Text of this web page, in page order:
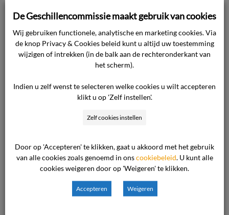
de voordeur toen de meubels werden
afgeleverd. De ondernemer weerspreekt dit
niet, maar beroept zich op een daarmee te
verrekenen tegenvordering. Hieruit volgen met
eerste verplicht de aan de ondernemer
toerekenbare onrechtmatige beschadiging de
ondernemer de schade die de consument
ondernemer zijn verzekeraar heeft verzocht
deze schadebehandeling over te nemen, doet
aan die op de ondernemer rustende verplichting
niet af. Ter zitting blijkt dat door of namens de
ondernemer (nog) geen enkele schadepenning
De Geschillencommissie maakt gebruik van cookies
Wij gebruiken functionele, analytische en marketing cookies. Via
de knop Privacy & Cookies beleid kunt u altijd uw toestemming
wijzigen of intrekken (in de balk aan de rechteronderkant van
het scherm).
Indien u zelf wenst te selecteren welke cookies u wilt accepteren
klikt u op 'Zelf instellen'.
Zelf cookies instellen
Door op 'Accepteren' te klikken, gaat u akkoord met het gebruik
van alle cookies zoals genoemd in onscookiebeleid . U kunt alle
cookies weigeren door op 'Weigeren' te klikken.
Accepteren Weigeren